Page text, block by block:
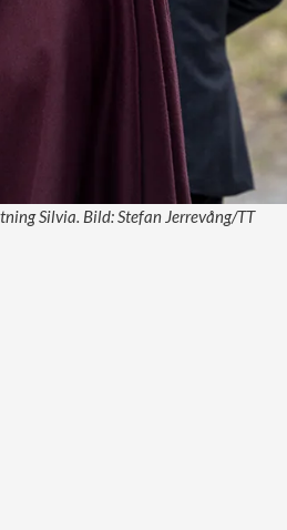
Silvia. Bild: Stefan Jerrevång/TT